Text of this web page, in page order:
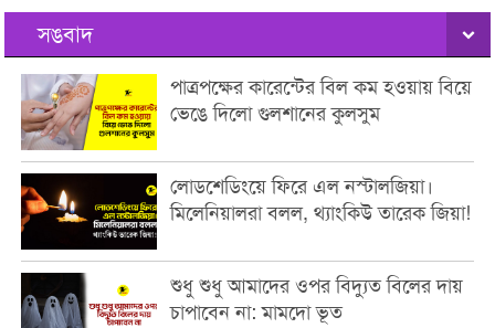
সঙবাদ
পাত্রপক্ষের কারেন্টের বিল কম হওয়ায় বিয়ে
ভেঙে দিলো গুলশানের কুলসুম
লোডশেডিংয়ে ফিরে এল নস্টালজিয়া।
মিলেনিয়ালরা বলল, থ্যাংকিউ তারেক জিয়া!
শুধু শুধু আমাদের ওপর বিদ্যুত বিলের দায়
চাপাবেন না: মামদো ভূত